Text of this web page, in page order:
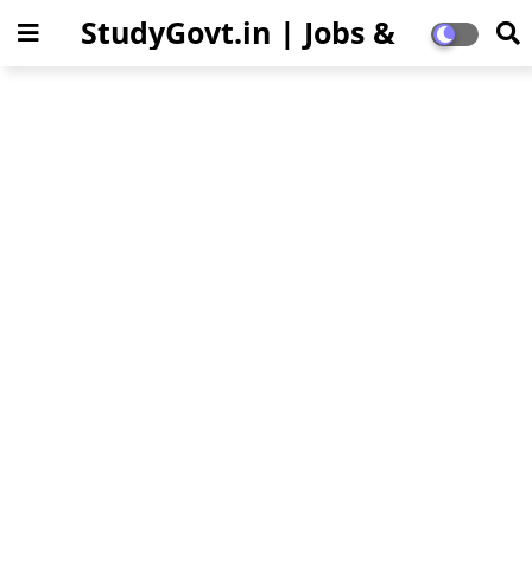
StudyGovt.in | Jobs &